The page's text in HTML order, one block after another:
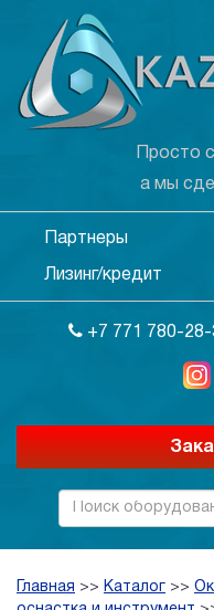
Просто
а мы
Партнеры
Лизинг/кредит
+7 771 780-28-
Главная >> Каталог >>